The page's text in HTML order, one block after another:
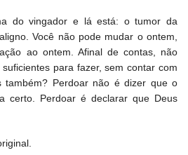
do vingador e lá está: o tumor da
Você não pode mudar o ontem,
ao ontem. Afinal de contas, não
para fazer, sem contar com
também? Perdoar não é dizer que o
certo. Perdoar é declarar que Deus